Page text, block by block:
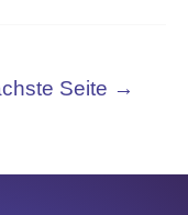
Seite →